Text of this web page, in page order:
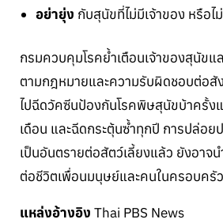
อย่ายุ่ง กับสุนัขที่ไม่มีเจ้าของ หรือไ
กรมควบคุมโรคย้ำเตือนเจ้าของสุนัข
ตามกฎหมายและความรับผิดชอบต่อสั
ไปฉีดวัคซีนป้องกันโรคพิษสุนัขบ้าครั้ง
เดือน และฉีดกระตุ้นซ้ำทุกปี การปล่อย
เป็นอันตรายต่อสัตว์เลี้ยงแล้ว ยังอาจ
ต่อชีวิตเพื่อนมนุษย์และคนในครอบครั
แหล่งอ้างอิง Thai PBS News